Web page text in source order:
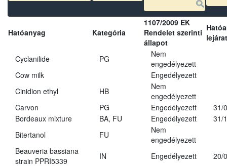
Hatóanyag Kategória
1107/2009 EK
Rendelet szerinti
állapot
Cyclanilide PG
Nem
engedélyezett
Cow milk
Engedélyezett
Cinidion ethyl
HB
Nem
engedélyezett
Carvon
PG Engedélyezett
31/
Bordeaux mixture
BA, FU Engedélyezett
31/
Bitertanol
FU
Nem
engedélyezett
Beauveria bassiana
strain PPRI5339
IN Engedélyezett
20/